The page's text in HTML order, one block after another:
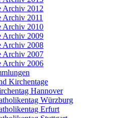
Archiv 2012
Archiv 2011
Archiv 2010
Archiv 2009
Archiv 2008
Archiv 2007
Archiv 2006
Kirchentage
Hannover
Würzburg
Erfurt